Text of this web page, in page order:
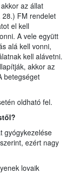
az állat
28.) FM rendelet
el kell
A vele együtt
alá kell vonni,
kell alávetni.
akkor az
betegséget
oldható fel.
gyógykezelése
ezért nagy
lovaik